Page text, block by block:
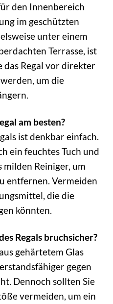
den Innenbereich
im geschützten
unter einem
Terrasse, ist
das Regal vor direkter
um die
am besten?
ist denkbar einfach.
ein feuchtes Tuch und
milden Reiniger, um
entfernen. Vermeiden
die die
könnten.
Regals bruchsicher?
gehärtetem Glas
gegen
Dennoch sollten Sie
vermeiden, um ein